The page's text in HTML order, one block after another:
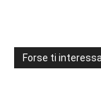
Forse ti